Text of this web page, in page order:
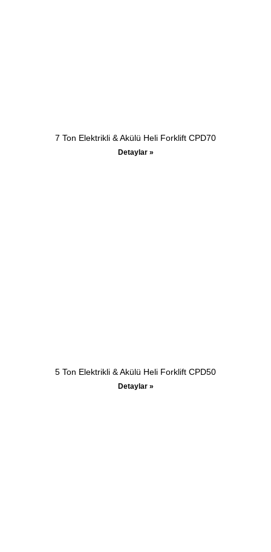
7 Ton Elektrikli & Akülü Heli Forklift CPD70
Detaylar »
5 Ton Elektrikli & Akülü Heli Forklift CPD50
Detaylar »